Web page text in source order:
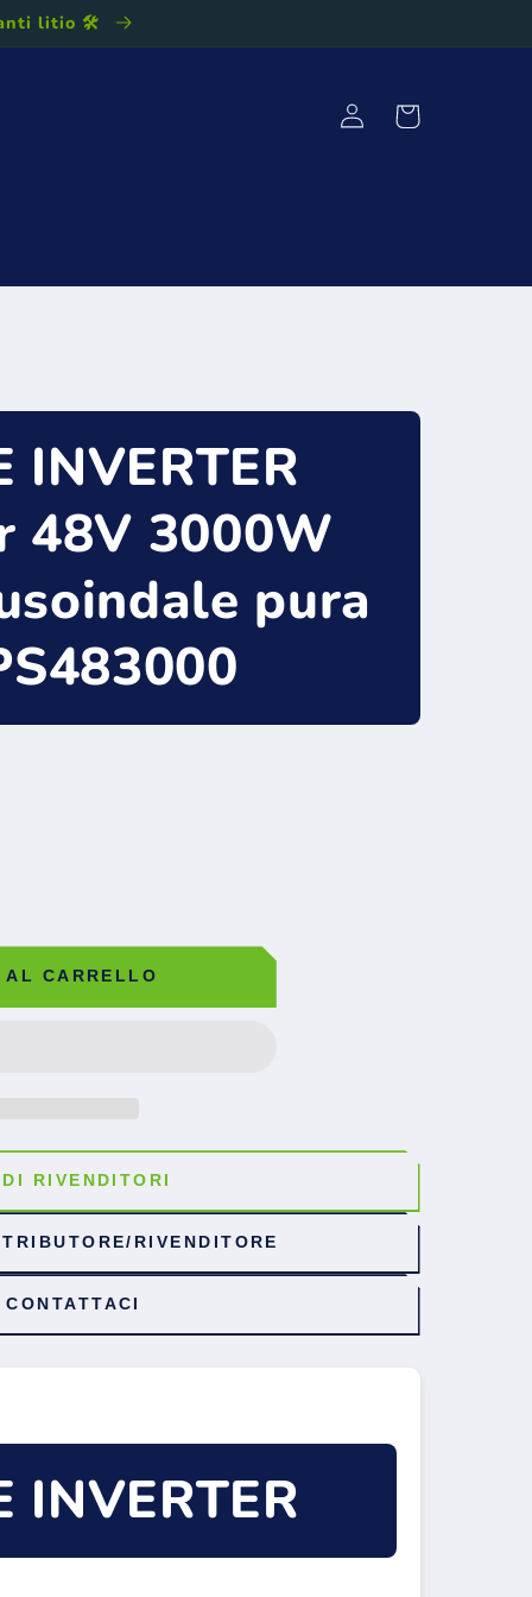
litio 🛠️
Accedi Carrello
INVERTER
48V 3000W
pura
AL CARRELLO
RIVENDITORI
RIVENDITORE
CONTATTACI
INVERTER